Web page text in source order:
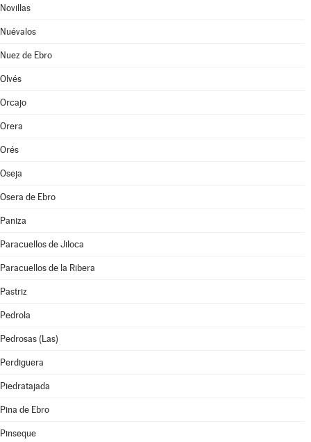
Novillas
Nuévalos
Nuez de Ebro
Olvés
Orcajo
Orera
Orés
Oseja
Osera de Ebro
Paniza
Paracuellos de Jiloca
Paracuellos de la Ribera
Pastriz
Pedrola
Pedrosas (Las)
Perdiguera
Piedratajada
Pina de Ebro
Pinseque